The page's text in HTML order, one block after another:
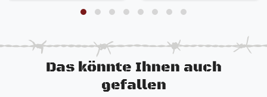
Das könnte Ihnen auch
gefallen